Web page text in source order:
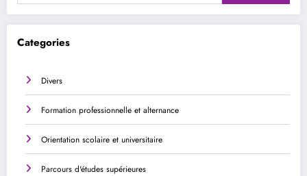
Categories
Divers
Formation professionnelle et alternance
Orientation scolaire et universitaire
Parcours d'études supérieures